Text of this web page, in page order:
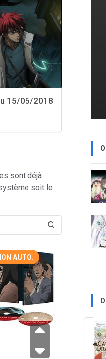
15/06/2018
sont déjà
soit le
AUTO.